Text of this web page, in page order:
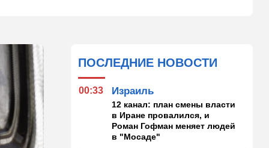
ПОСЛЕДНИЕ НОВОСТИ
00:33 Израиль
12 канал: план смены власти
в Иране провалился, и
Роман Гофман меняет людей
в "Мосаде"